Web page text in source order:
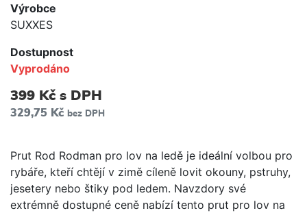
Výrobce
SUXXES
Dostupnost
Vyprodáno
399 Kč s DPH
329,75 Kč bez DPH
Prut Rod Rodman pro lov na ledě je ideální volbou pro
rybáře, kteří chtějí v zimě cíleně lovit okouny, pstruhy,
jesetery nebo štiky pod ledem. Navzdory své
extrémně dostupné ceně nabízí tento prut pro lov na